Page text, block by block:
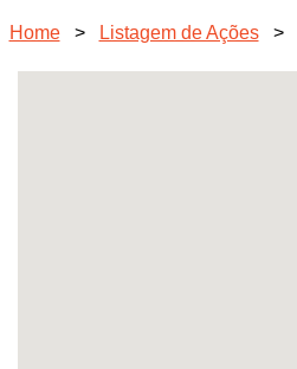
Home > Listagem de Ações >